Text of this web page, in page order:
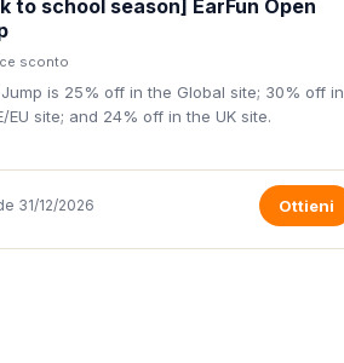
to school season] EarFun Open
sconto
is 25% off in the Global site; 30% off in
EU site; and 24% off in the UK site.
31/12/2026 Ottieni